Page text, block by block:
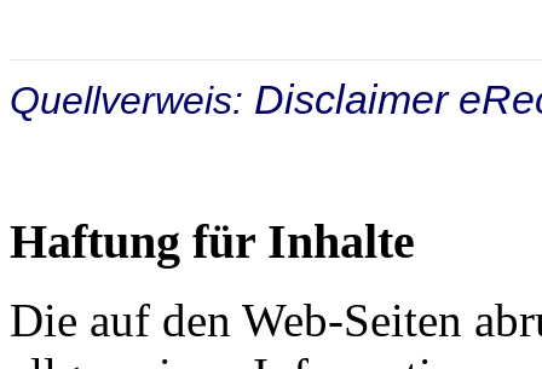
Quellverweis: Disclaimer
Haftung für Inhalte
Die auf den Web-Seiten